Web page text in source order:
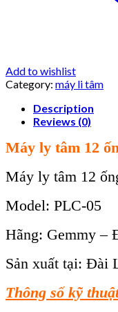
Add to wishlist
Category: máy li tâm
Description
Reviews (0)
Máy ly tâm 12
Máy ly tâm 12
Model: PLC-05
Hãng: Gemmy –
Sản xuất tại: Đài
Thông số kỹ